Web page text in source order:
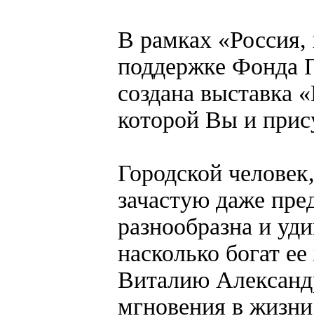
В рамках «Россия,
поддержке Фонда
создана выставка
которой Вы и
Городской
зачастую даже
разнообразна и
насколько богат
Виталию
мгновения в